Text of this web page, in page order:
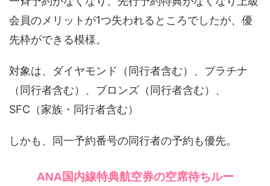
会員のメリットが1つ失われるところでしたが、優
先枠ができる模様。
対象は、ダイヤモンド（同行者含む）、プラチナ
（同行者含む）、ブロンズ（同行者含む）、
SFC（家族・同行者含む）
しかも、同一予約番号の同行者の予約も優先。
ANA国内線特典航空券の空席待ちルー